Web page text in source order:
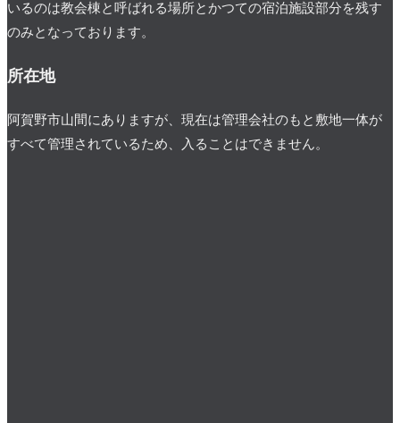
いるのは教会棟と呼ばれる場所とかつての宿泊施設部分を残す
のみとなっております。
所在地
阿賀野市山間にありますが、現在は管理会社のもと敷地一体が
すべて管理されているため、入ることはできません。